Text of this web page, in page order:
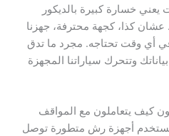
يعني خسارة كبيرة بالديكور
عشان كذا، كجهة محترفة، جهزنا
أي وقت تحتاجه. مجرد ما تدق
وتتحرك سياراتنا المجهزة
كيف يتعاملون مع المواقف
نستخدم أجهزة رش متطورة توصل